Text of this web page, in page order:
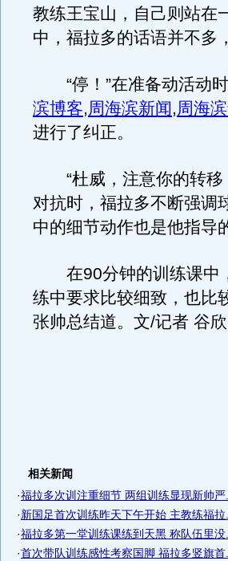
教练王宝山，自己则站在
中，福拉多的话语并不多
“停！”在准备动活动时
滨博客,周海滨新闻,周海
进行了纠正。
“杜威，注意你的转移
对抗时，福拉多不断强调
中的细节动作也是他指导
在90分钟的训练课中
练中要求比较细致，也比
张帅总结道。文/记者 谷欣
相关新闻
·福拉多次训注重细节 两组训练显现新帅严...
·新国足首次训练昨天下午开始 主教练福拉...
·福拉多第一堂训练课练到天黑 称队伍里没...
·首次带队训练感性考察国脚 福拉多竖旗首...